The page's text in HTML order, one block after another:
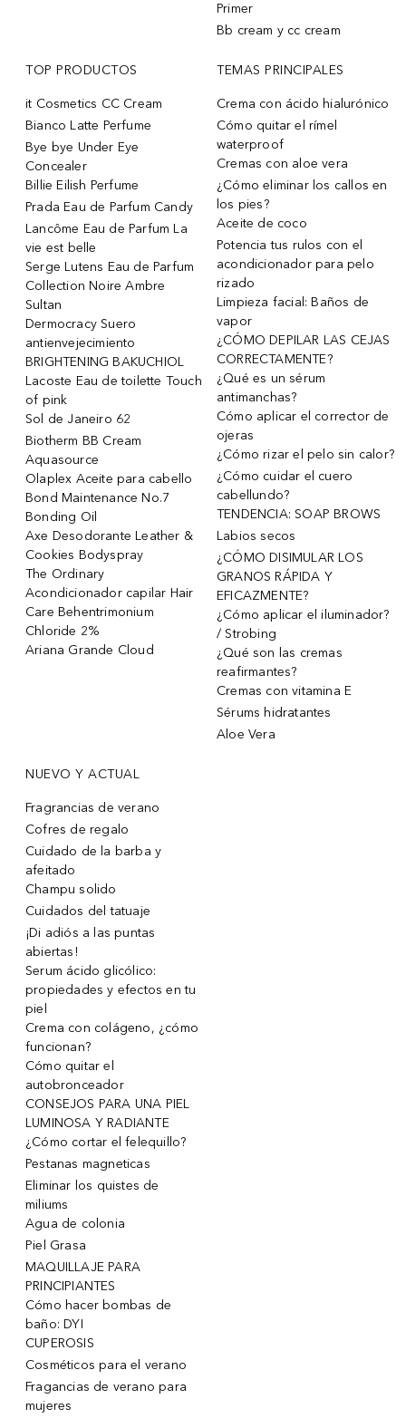
Primer
Bb cream y cc cream
TOP PRODUCTOS
it Cosmetics CC Cream
Bianco Latte Perfume
Bye bye Under Eye
Concealer
Billie Eilish Perfume
Prada Eau de Parfum Candy
Lancôme Eau de Parfum La
vie est belle
Serge Lutens Eau de Parfum
Collection Noire Ambre
Sultan
Dermocracy Suero
antienvejecimiento
BRIGHTENING BAKUCHIOL
Lacoste Eau de toilette Touch
of pink
Sol de Janeiro 62
Biotherm BB Cream
Aquasource
Olaplex Aceite para cabello
Bond Maintenance No.7
Bonding Oil
Axe Desodorante Leather &
Cookies Bodyspray
The Ordinary
Acondicionador capilar Hair
Care Behentrimonium
Chloride 2%
Ariana Grande Cloud
TEMAS PRINCIPALES
Crema con ácido hialurónico
Cómo quitar el rímel
waterproof
Cremas con aloe vera
¿Cómo eliminar los callos en
los pies?
Aceite de coco
Potencia tus rulos con el
acondicionador para pelo
rizado
Limpieza facial: Baños de
vapor
¿CÓMO DEPILAR LAS CEJAS
CORRECTAMENTE?
¿Qué es un sérum
antimanchas?
Cómo aplicar el corrector de
ojeras
¿Cómo rizar el pelo sin calor?
¿Cómo cuidar el cuero
cabellundo?
TENDENCIA: SOAP BROWS
Labios secos
¿CÓMO DISIMULAR LOS
GRANOS RÁPIDA Y
EFICAZMENTE?
¿Cómo aplicar el iluminador?
/ Strobing
¿Qué son las cremas
reafirmantes?
Cremas con vitamina E
Sérums hidratantes
Aloe Vera
NUEVO Y ACTUAL
Fragrancias de verano
Cofres de regalo
Cuidado de la barba y
afeitado
Champu solido
Cuidados del tatuaje
¡Di adiós a las puntas
abiertas!
Serum ácido glicólico:
propiedades y efectos en tu
piel
Crema con colágeno, ¿cómo
funcionan?
Cómo quitar el
autobronceador
CONSEJOS PARA UNA PIEL
LUMINOSA Y RADIANTE
¿Cómo cortar el felequillo?
Pestanas magneticas
Eliminar los quistes de
miliums
Agua de colonia
Piel Grasa
MAQUILLAJE PARA
PRINCIPIANTES
Cómo hacer bombas de
baño: DYI
CUPEROSIS
Cosméticos para el verano
Fragancias de verano para
mujeres